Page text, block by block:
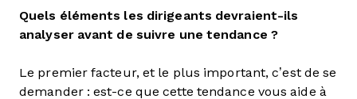
Quels éléments les dirigeants devraient-ils
analyser avant de suivre une tendance ?
Le premier facteur, et le plus important, c’est de se
demander : est-ce que cette tendance vous aide à